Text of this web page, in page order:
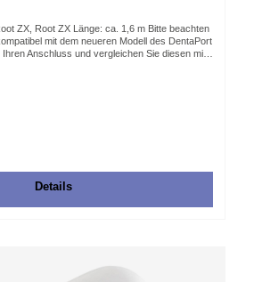
ca. 1,6 m Bitte beachten
mit dem neueren Modell des DentaPort
Anschluss und vergleichen Sie diesen mit
Details